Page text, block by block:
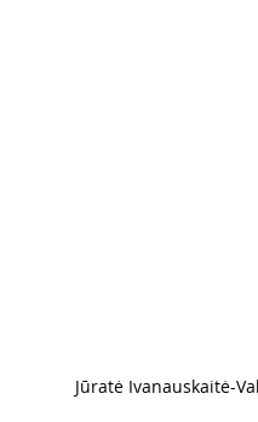
Jūratė Ivanauskaitė-